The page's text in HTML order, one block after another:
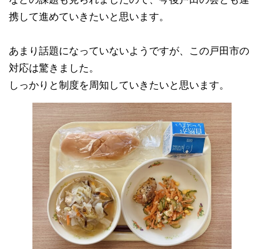
携して進めていきたいと思います。
あまり話題になっていないようですが、この戸田市の
対応は驚きました。
しっかりと制度を周知していきたいと思います。